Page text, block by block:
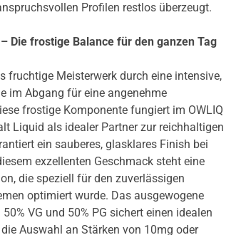
Profilen restlos überzeugt.
Die frostige Balance für den ganzen Tag
fruchtige Meisterwerk durch eine intensive,
im Abgang für eine angenehme
frostige Komponente fungiert im OWLIQ
Liquid als idealer Partner zur reichhaltigen
ein sauberes, glasklares Finish bei
exzellenten Geschmack steht eine
die speziell für den zuverlässigen
optimiert wurde. Das ausgewogene
VG und 50% PG sichert einen idealen
Auswahl an Stärken von 10mg oder